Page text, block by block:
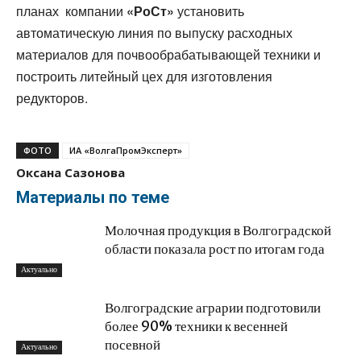
планах компании «РоСт» установить
автоматическую линия по выпуску расходных
материалов для почвообрабатывающей техники и
построить литейный цех для изготовления
редукторов.
ФОТО ИА «ВолгаПромЭксперт»
Оксана Сазонова
Материалы по теме
Актуально
Молочная продукция в Волгоградской
области показала рост по итогам года
Актуально
Волгоградские аграрии подготовили
более 90% техники к весенней
посевной